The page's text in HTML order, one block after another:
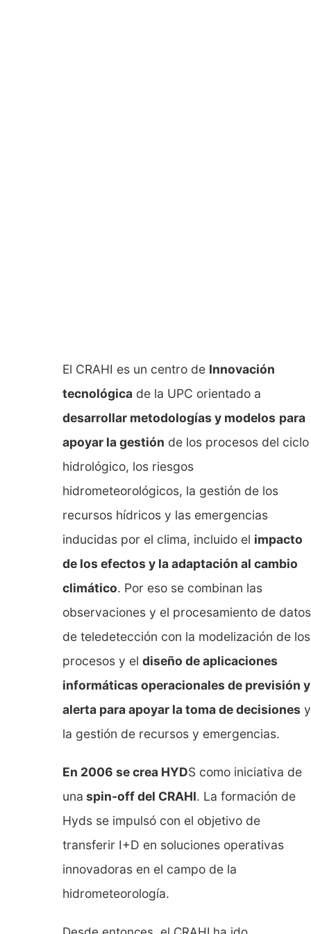
El CRAHI es un centro de Innovación
tecnológicade la UPC orientado a
desarrollar metodologías y modelos para
apoyar la gestión de los procesos del ciclo
hidrológico, los riesgos
hidrometeorológicos, la gestión de los
recursos hídricos y las emergencias
inducidas por el clima, incluido el impacto
de los efectos y la adaptación al cambio
climático. Por eso se combinan las
observaciones y el procesamiento de datos
de teledetección con la modelización de los
procesos y el diseño de aplicaciones
informáticas operacionales de previsión y
alerta para apoyar la toma de decisiones y
la gestión de recursos y emergencias.
En 2006 se crea HYDS como iniciativa de
una spin-off del CRAHI. La formación de
Hyds se impulsó con el objetivo de
transferir I+D en soluciones operativas
innovadoras en el campo de la
hidrometeorología.